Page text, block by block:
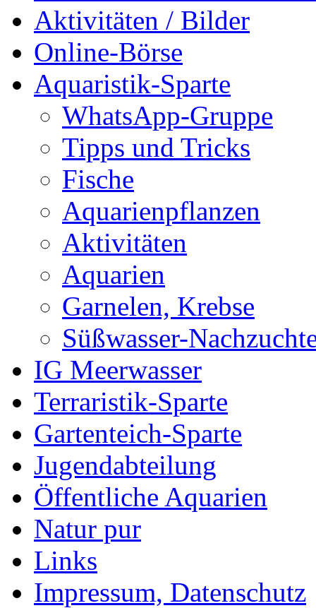
Aktivitäten / Bilder
Online-Börse
Aquaristik-Sparte
WhatsApp-Gruppe
Tipps und Tricks
Fische
Aquarienpflanzen
Aktivitäten
Aquarien
Garnelen, Krebse
Süßwasser-
IG Meerwasser
Terraristik-Sparte
Gartenteich-Sparte
Jugendabteilung
Öffentliche Aquarien
Natur pur
Links
Impressum, Datenschutz